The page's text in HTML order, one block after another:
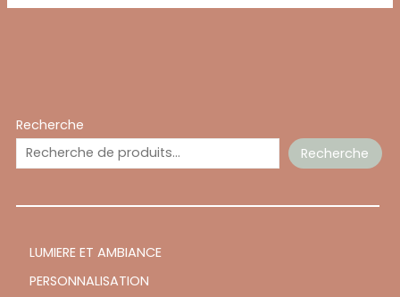
Recherche
Recherche
LUMIERE ET AMBIANCE
PERSONNALISATION